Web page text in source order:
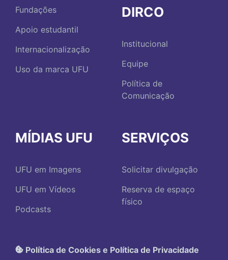
Fundações
Apoio estudantil
Internacionalização
Uso da marca UFU
DIRCO
Institucional
Equipe
Política de
Comunicação
MÍDIAS UFU
UFU em Imagens
UFU em Vídeos
Podcasts
SERVIÇOS
Solicitar divulgação
Reserva de espaço
físico
Política de Cookies e Política de Privacidade